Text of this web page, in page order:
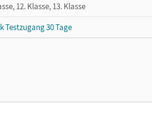
12. Klasse, 13. Klasse
Testzugang 30 Tage